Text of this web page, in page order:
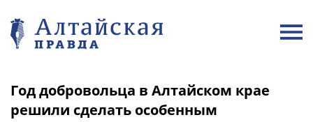
Год добровольца в Алтайском крае
решили сделать особенным